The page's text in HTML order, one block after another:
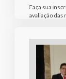
Faça sua
avaliação das